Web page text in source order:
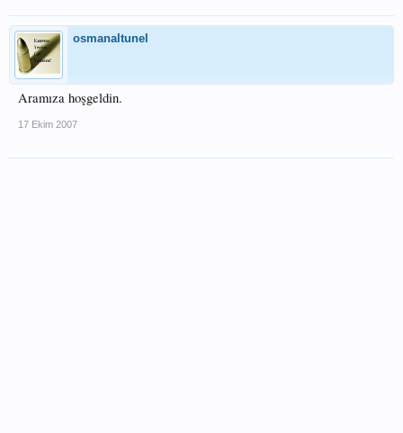
osmanaltunel
Aramıza hoşgeldin.
17 Ekim 2007